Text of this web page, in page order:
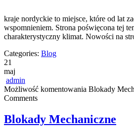
kraje nordyckie to miejsce, które od lat
wspomnieniem. Strona poświęcona tej
charakterystyczny klimat. Nowości na
Categories: Blog
21
maj
admin
Możliwość komentowania Blokady
Comments
Blokady Mechaniczne